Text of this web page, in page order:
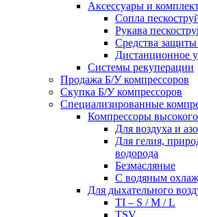
Аксессуары и
Сопла
Рукава
Средства
Дистанционное
Системы рекуперации
Продажа Б/У компрессоров
Скупка Б/У компрессоров
Специализированные
Компрессоры
Для воздуха и
Для гелия,
водорода
Безмасляные
С водяным
Для дыхательного
TI – S / M / L
TSV